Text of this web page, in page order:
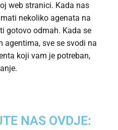
web stranici. Kada nas
nekoliko agenata na
gotovo odmah. Kada se
sve se svodi na
koji vam je potreban,
NAS OVDJE: